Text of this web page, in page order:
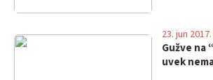
Gužve na
uvek
23. jun